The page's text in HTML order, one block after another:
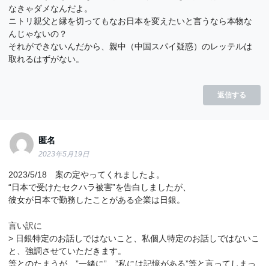
なきゃダメなんだよ。
ニトリ親父と縁を切ってもなお日本を変えたいと言うなら本物な
んじゃないの？
それができないんだから、親中（中国スパイ疑惑）のレッテルは
取れるはずがない。
返信する
匿名
2023年5月19日
2023/5/18 案の定やってくれましたよ。
“日本で受けたセクハラ被害”を告白しましたが、
彼女が日本で勤務したことがある企業は日銀。
言い訳に
> 日銀特定のお話しではないこと、私個人特定のお話しではないこ
と、強調させていただきます。
等とのたまうが、”一緒に”、”私には記憶がある”等と言ってしまっ